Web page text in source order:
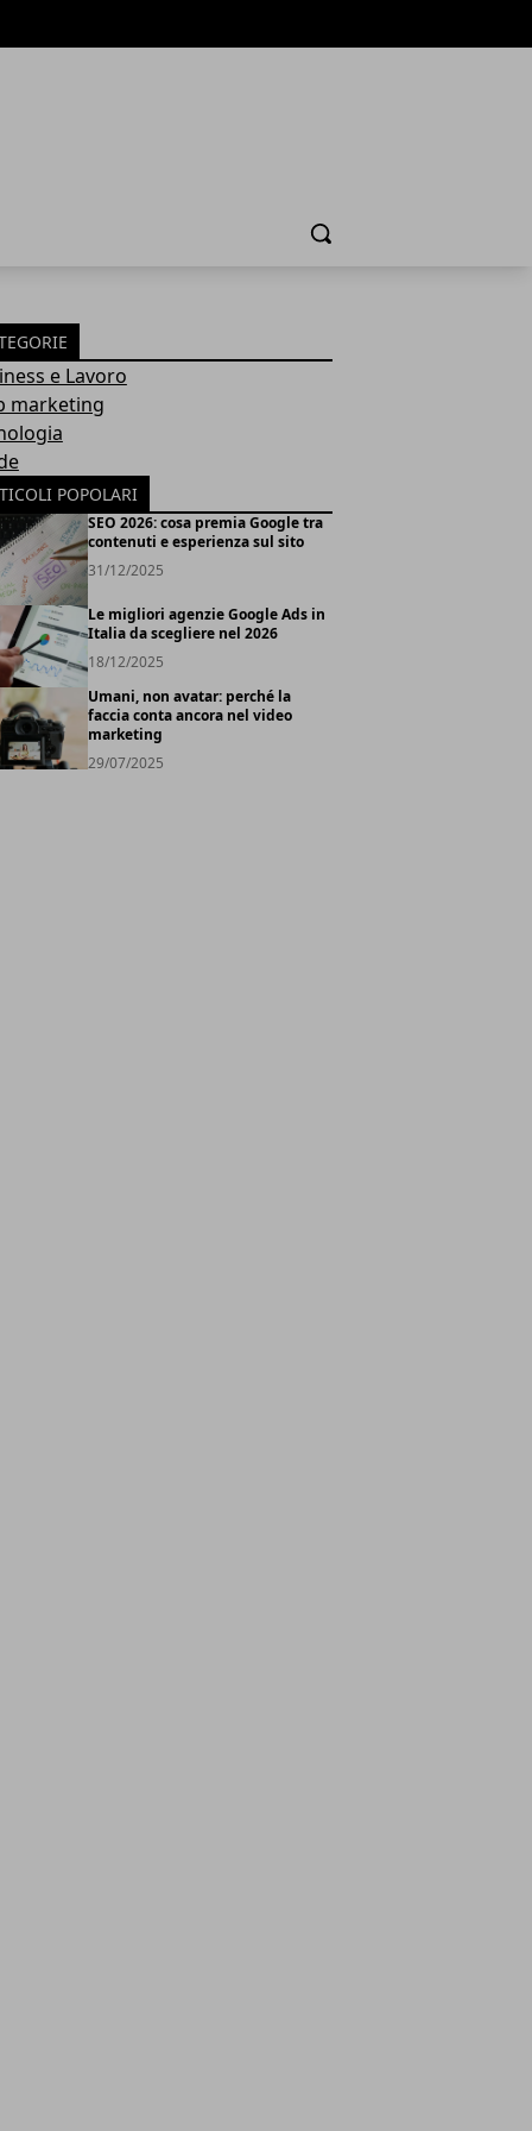
Cerca
e Lavoro
marketing
POPOLARI
SEO 2026: cosa premia Google tra
contenuti e esperienza sul sito
31/12/2025
Le migliori agenzie Google Ads in
Italia da scegliere nel 2026
18/12/2025
Umani, non avatar: perché la
faccia conta ancora nel video
marketing
29/07/2025